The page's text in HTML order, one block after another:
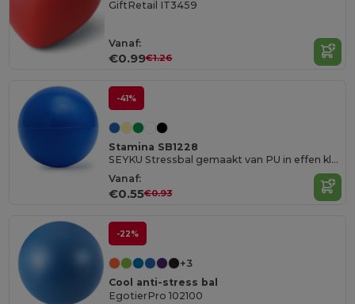
GiftRetail IT3459
Vanaf:
€0.99€1.26
-41%
Stamina SB1228
SEYKU Stressbal gemaakt van PU in effen kleur
Vanaf:
€0.55€0.93
-22%
+3
Cool anti-stress bal
EgotierPro 102100